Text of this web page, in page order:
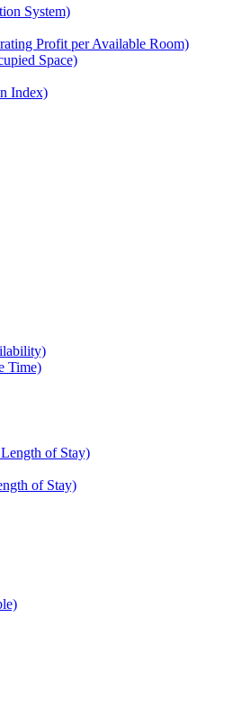
System)
Profit per Available Room)
Space)
Index)
Time)
of Stay)
of Stay)